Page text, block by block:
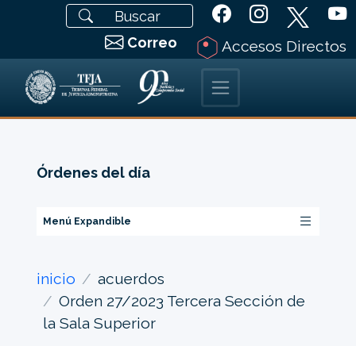
Correo Accesos Directos
Órdenes del día
Menú Expandible
inicio
acuerdos
Orden 27/2023 Tercera Sección de
la Sala Superior